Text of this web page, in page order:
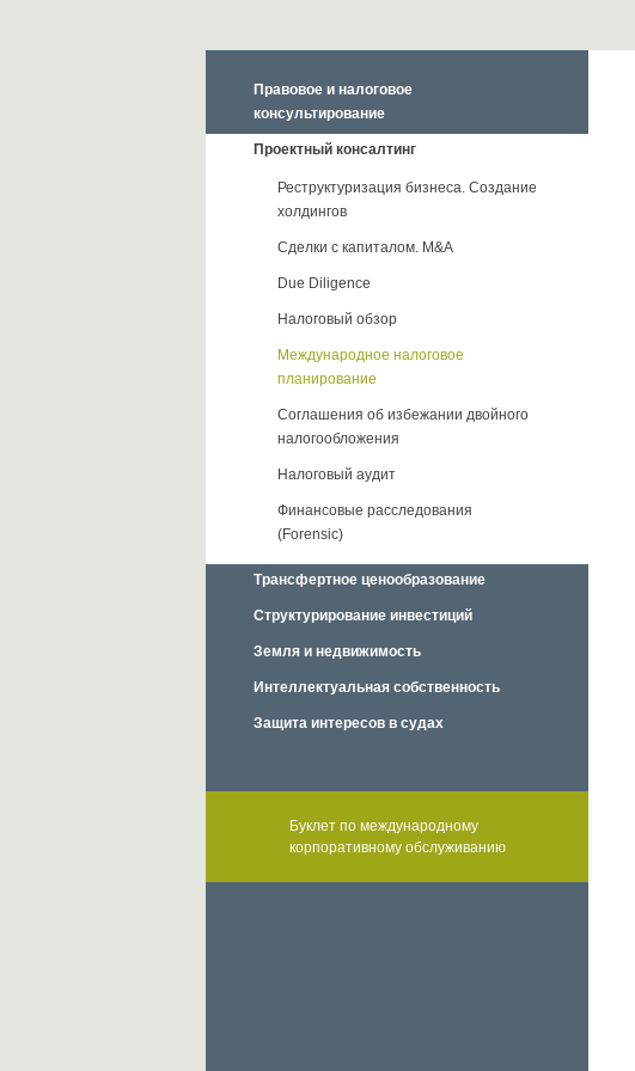
Правовое и налоговое
консультирование
Проектный консалтинг
Реструктуризация бизнеса. Создание
холдингов
Сделки с капиталом. M&A
Due Diligence
Налоговый обзор
Международное налоговое
планирование
Соглашения об избежании двойного
налогообложения
Налоговый аудит
Финансовые расследования
(Forensic)
Трансфертное ценообразование
Структурирование инвестиций
Земля и недвижимость
Интеллектуальная собственность
Защита интересов в судах
Буклет по международному
корпоративному обслуживанию